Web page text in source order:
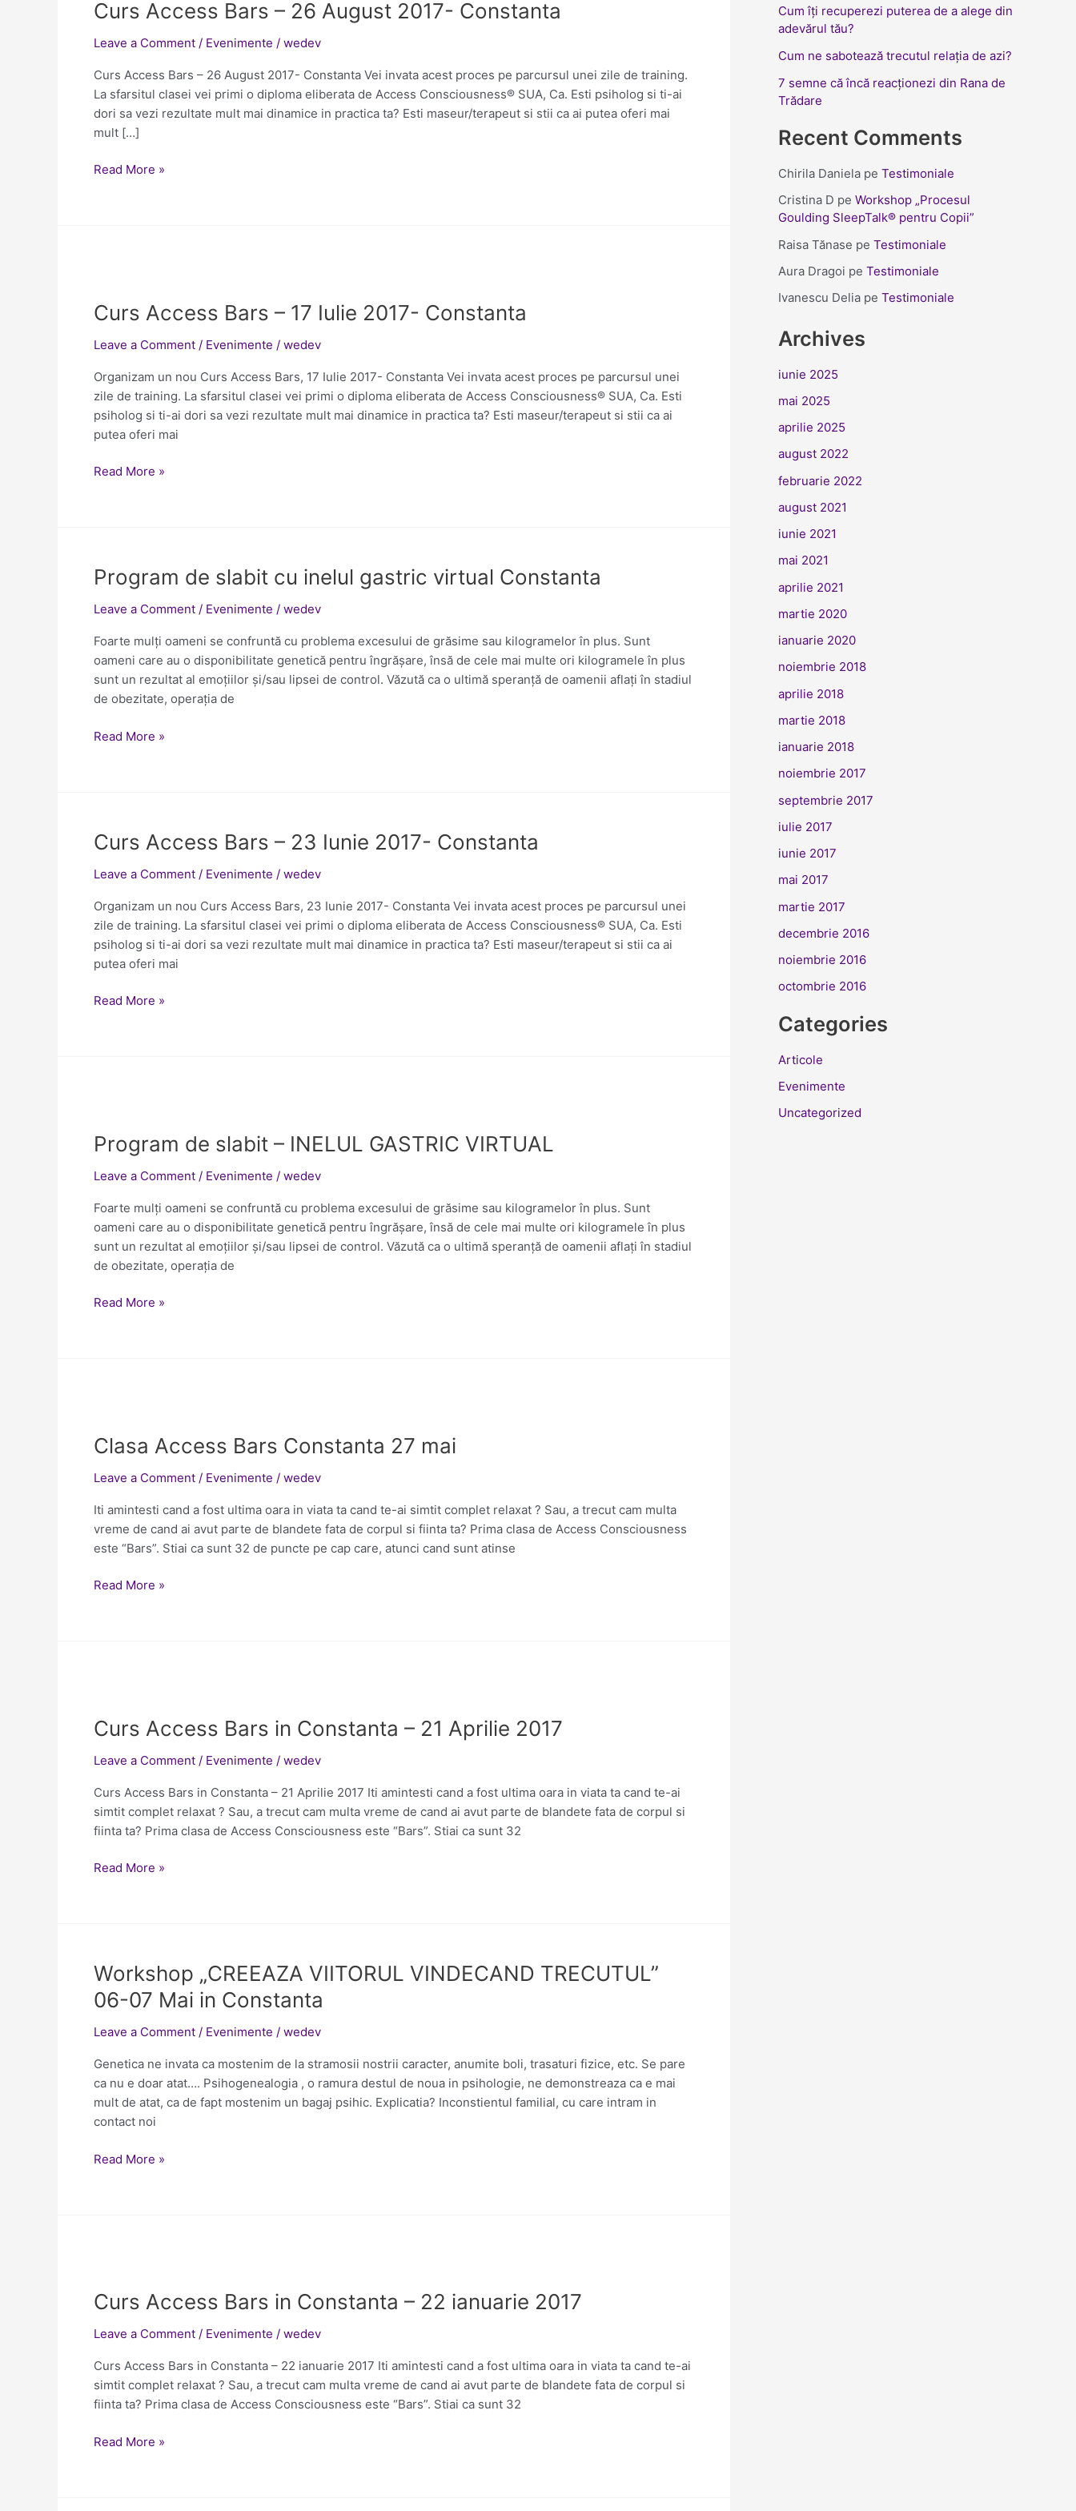
Curs Access Bars – 26 August 2017- Constanta
Leave a Comment / Evenimente / wedev
Curs Access Bars – 26 August 2017- Constanta Vei invata acest proces pe parcursul unei zile de training.
La sfarsitul clasei vei primi o diploma eliberata de Access Consciousness® SUA, Ca. Esti psiholog si ti-ai
dori sa vezi rezultate mult mai dinamice in practica ta? Esti maseur/terapeut si stii ca ai putea oferi mai
mult […]
Bars
26
2017-
Constanta
Read More »
Curs Access Bars – 17 Iulie 2017- Constanta
Leave a Comment / Evenimente / wedev
Organizam un nou Curs Access Bars, 17 Iulie 2017- Constanta Vei invata acest proces pe parcursul unei
zile de training. La sfarsitul clasei vei primi o diploma eliberata de Access Consciousness® SUA, Ca. Esti
psiholog si ti-ai dori sa vezi rezultate mult mai dinamice in practica ta? Esti maseur/terapeut si stii ca ai
putea oferi mai
Bars
17
2017-
Constanta
Read More »
Program de slabit cu inelul gastric virtual Constanta
Leave a Comment / Evenimente / wedev
Foarte mulți oameni se confruntă cu problema excesului de grăsime sau kilogramelor în plus. Sunt
oameni care au o disponibilitate genetică pentru îngrășare, însă de cele mai multe ori kilogramele în plus
sunt un rezultat al emoțiilor și/sau lipsei de control. Văzută ca o ultimă speranţă de oamenii aflați în stadiul
de obezitate, operaţia de
Program
slabit
inelul
gastric
virtual
Constanta
Read More »
Curs Access Bars – 23 Iunie 2017- Constanta
Leave a Comment / Evenimente / wedev
Organizam un nou Curs Access Bars, 23 Iunie 2017- Constanta Vei invata acest proces pe parcursul unei
zile de training. La sfarsitul clasei vei primi o diploma eliberata de Access Consciousness® SUA, Ca. Esti
psiholog si ti-ai dori sa vezi rezultate mult mai dinamice in practica ta? Esti maseur/terapeut si stii ca ai
putea oferi mai
Curs
Bars
23
Iunie
2017-
Constanta
Read More »
Program de slabit – INELUL GASTRIC VIRTUAL
Leave a Comment / Evenimente / wedev
Foarte mulți oameni se confruntă cu problema excesului de grăsime sau kilogramelor în plus. Sunt
oameni care au o disponibilitate genetică pentru îngrășare, însă de cele mai multe ori kilogramele în plus
sunt un rezultat al emoțiilor și/sau lipsei de control. Văzută ca o ultimă speranţă de oamenii aflați în stadiul
de obezitate, operaţia de
slabit
INELUL
VIRTUAL
Read More »
Clasa Access Bars Constanta 27 mai
Leave a Comment / Evenimente / wedev
Iti amintesti cand a fost ultima oara in viata ta cand te-ai simtit complet relaxat ? Sau, a trecut cam multa
vreme de cand ai avut parte de blandete fata de corpul si fiinta ta? Prima clasa de Access Consciousness
este “Bars”. Stiai ca sunt 32 de puncte pe cap care, atunci cand sunt atinse
Bars
27
Read More »
Curs Access Bars in Constanta – 21 Aprilie 2017
Leave a Comment / Evenimente / wedev
Curs Access Bars in Constanta – 21 Aprilie 2017 Iti amintesti cand a fost ultima oara in viata ta cand te-ai
simtit complet relaxat ? Sau, a trecut cam multa vreme de cand ai avut parte de blandete fata de corpul si
fiinta ta? Prima clasa de Access Consciousness este “Bars”. Stiai ca sunt 32
Bars
Constanta
21
Aprilie
2017
Read More »
Workshop „CREEAZA VIITORUL VINDECAND TRECUTUL”
06-07 Mai in Constanta
Leave a Comment / Evenimente / wedev
Genetica ne invata ca mostenim de la stramosii nostrii caracter, anumite boli, trasaturi fizice, etc. Se pare
ca nu e doar atat…. Psihogenealogia , o ramura destul de noua in psihologie, ne demonstreaza ca e mai
mult de atat, ca de fapt mostenim un bagaj psihic. Explicatia? Inconstientul familial, cu care intram in
contact noi
Workshop
VIITORUL
VINDECAND
06-
07
Mai
in
Read More »
Curs Access Bars in Constanta – 22 ianuarie 2017
Leave a Comment / Evenimente / wedev
Curs Access Bars in Constanta – 22 ianuarie 2017 Iti amintesti cand a fost ultima oara in viata ta cand te-ai
simtit complet relaxat ? Sau, a trecut cam multa vreme de cand ai avut parte de blandete fata de corpul si
fiinta ta? Prima clasa de Access Consciousness este “Bars”. Stiai ca sunt 32
Bars
Constanta
22
ianuarie
2017
Read More »
Cum îți recuperezi puterea de a alege din
adevărul tău?
Cum ne sabotează trecutul relația de azi?
7 semne că încă reacționezi din Rana de
Trădare
Recent Comments
Chirila Daniela pe Testimoniale
Cristina D pe Workshop „Procesul
Goulding SleepTalk® pentru Copii”
Raisa Tănase pe Testimoniale
Aura Dragoi pe Testimoniale
Ivanescu Delia pe Testimoniale
Archives
iunie 2025
mai 2025
aprilie 2025
august 2022
februarie 2022
august 2021
iunie 2021
mai 2021
aprilie 2021
martie 2020
ianuarie 2020
noiembrie 2018
aprilie 2018
martie 2018
ianuarie 2018
noiembrie 2017
septembrie 2017
iulie 2017
iunie 2017
mai 2017
martie 2017
decembrie 2016
noiembrie 2016
octombrie 2016
Categories
Articole
Evenimente
Uncategorized